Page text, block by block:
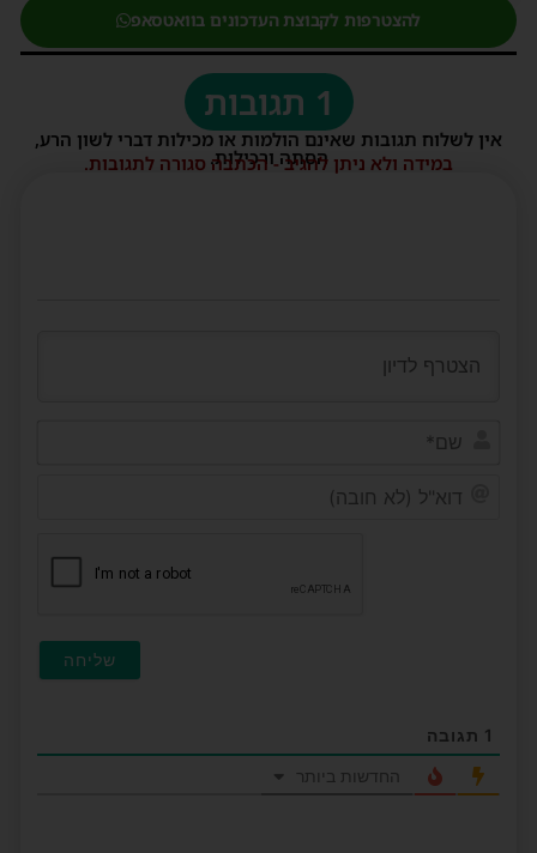
להצטרפות לקבוצת העדכונים בוואטסאפ
1 תגובות
אין לשלוח תגובות שאינם הולמות או מכילות דברי לשון הרע,
הסתה ורכילות.
במידה ולא ניתן להגיב - הכתבה סגורה לתגובות.
1 תגובה
החדשות ביותר